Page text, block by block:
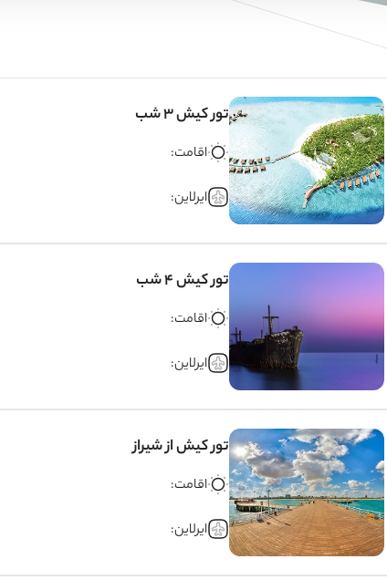
تور کیش 3 شب
اقامت:
ایرلاین:
تور کیش 4 شب
اقامت:
ایرلاین:
تور کیش از شیراز
اقامت:
ایرلاین: